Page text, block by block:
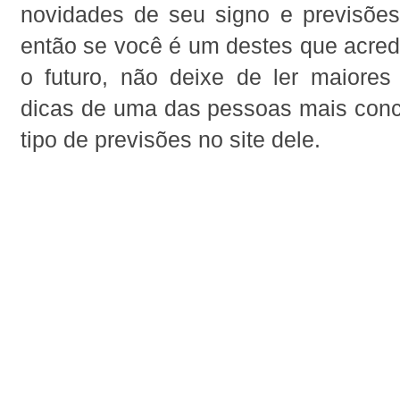
novidades de seu signo e
então se você é um destes que
o futuro, não deixe de ler maiores
dicas de uma das pessoas mais
tipo de previsões no site dele.